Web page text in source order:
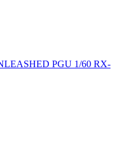
PGU 1/60 RX-